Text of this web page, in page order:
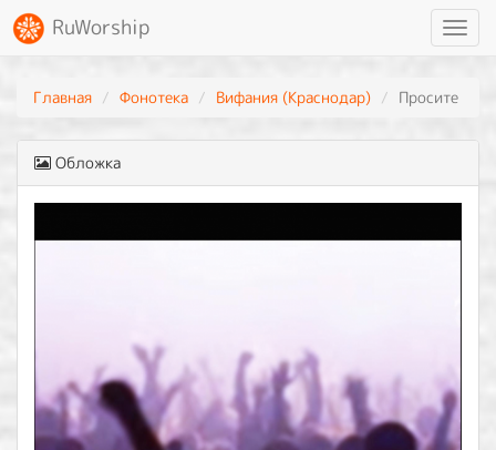
RuWorship
Главная Фонотека Вифания (Краснодар) Просите
Обложка